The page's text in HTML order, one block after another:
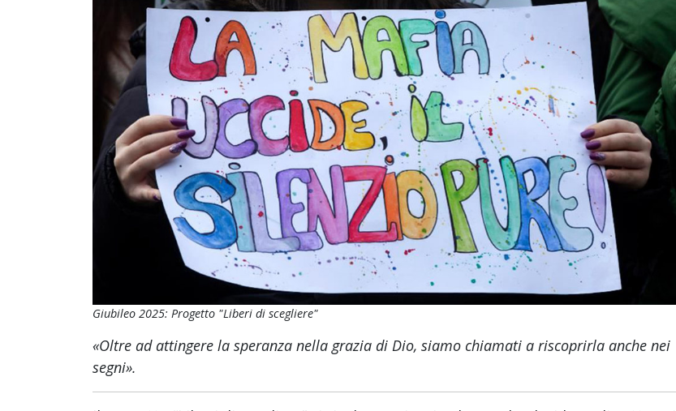
Giubileo 2025: Progetto "Liberi di scegliere"
«Oltre ad attingere la speranza nella grazia di Dio, siamo chiamati a riscoprirla anche nei
segni».